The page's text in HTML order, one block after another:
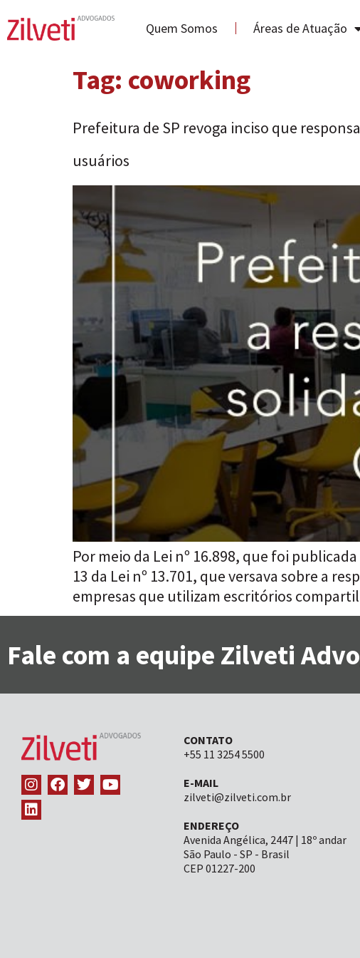
Quem Somos Áreas de Atuação
Tag: coworking
Prefeitura de SP revoga inciso que
usuários
Por meio da Lei nº 16.898, que foi
13 da Lei nº 13.701, que versava sobre a
empresas que utilizam escritórios
Fale com a equipe Zilveti
CONTATO
+55 11 3254 5500
E-MAIL
zilveti@zilveti.com.br
ENDEREÇO
Avenida Angélica, 2447 | 18º andar
São Paulo - SP - Brasil
CEP 01227-200